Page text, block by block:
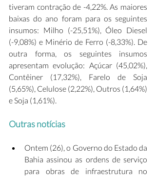
tiveram contração de -4,22%. As maiores
baixas do ano foram para os seguintes
insumos: Milho (-25,51%), Óleo Diesel
(-9,08%) e Minério de Ferro (-8,33%). De
outra forma, os seguintes insumos
apresentam evolução: Açúcar (45,02%),
Contêiner (17,32%), Farelo de Soja
(5,65%), Celulose (2,22%), Outros (1,64%)
e Soja (1,61%).
Outras notícias
Ontem (26), o Governo do Estado da
Bahia assinou as ordens de serviço
para obras de infraestrutura no